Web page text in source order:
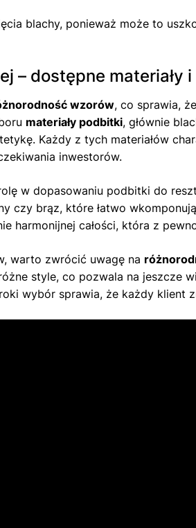
blachy, ponieważ może to
– dostępne materiały
wzorów, co sprawia,
materiały podbitki, głównie
Każdy z tych materiałów
inwestorów.
w dopasowaniu podbitki do
czy brąz, które łatwo
harmonijnej całości, która z
warto zwrócić uwagę na
style, co pozwala na jeszcze
wybór sprawia, że każdy klient